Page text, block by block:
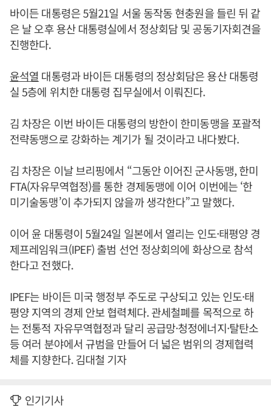
바이든 대통령은 5월21일 서울 동작동 현충원을 들린 뒤 같
은 날 오후 용산 대통령실에서 정상회담 및 공동기자회견을
진행한다.
윤석열 대통령과 바이든 대통령의 정상회담은 용산 대통령
실 5층에 위치한 대통령 집무실에서 이뤄진다.
김 차장은 이번 바이든 대통령의 방한이 한미동맹을 포괄적
전략동맹으로 강화하는 계기가 될 것이라고 내다봤다.
김 차장은 이날 브리핑에서 “그동안 이어진 군사동맹, 한미
FTA(자유무역협정)를 통한 경제동맹에 이어 이번에는 ‘한
미기술동맹’이 추가되지 않을까 생각한다”고 말했다.
이어 윤 대통령이 5월24일 일본에서 열리는 인도·태평양 경
제프레임워크(IPEF) 출범 선언 정상회의에 화상으로 참석
한다고 전했다.
IPEF는 바이든 미국 행정부 주도로 구상되고 있는 인도·태
평양 지역의 경제 안보 협력체다. 관세철폐를 목적으로 하
는 전통적 자유무역협정과 달리 공급망·청정에너지·탈탄소
등 여러 분야에서 규범을 만들어 더 넓은 범위의 경제협력
체를 지향한다. 김대철 기자
인기기사